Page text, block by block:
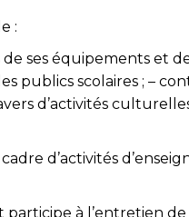
:
ses équipements et
publics scolaires ; –
d’activités
d’activités
à l’entretien